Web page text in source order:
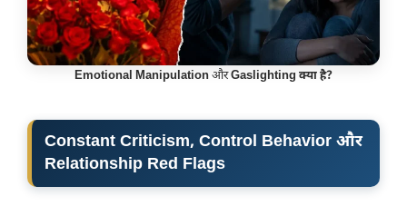
Emotional ManipulationऔरGaslighting क्या है?
Constant Criticism, Control Behavior और
Relationship Red Flags